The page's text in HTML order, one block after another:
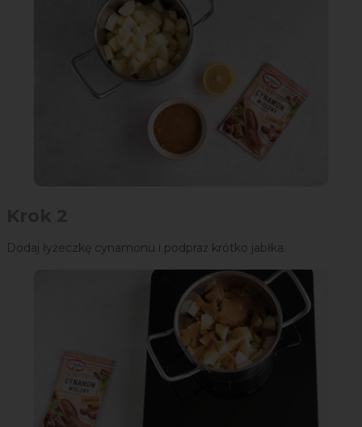
Dodaj łyżeczkę cynamonu i podpraż krótko jabłka.